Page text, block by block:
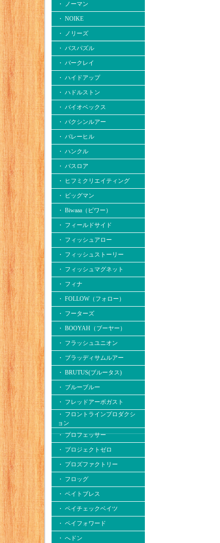
・ ノーマン
・ NOIKE
・ ノリーズ
・ バスパズル
・ バークレイ
・ ハイドアップ
・ ハドルストン
・ バイオベックス
・ バクシンルアー
・ バレーヒル
・ ハンクル
・ バスロア
・ ヒフミクリエイティング
・ ビッグマン
・ Biwaaa（ビワー）
・ フィールドサイド
・ フィッシュアロー
・ フィッシュストーリー
・ フィッシュマグネット
・ フィナ
・ FOLLOW（フォロー）
・ フーターズ
・ BOOYAH（ブーヤー）
・ フラッシュユニオン
・ ブラッディサムルアー
・ BRUTUS(ブルータス)
・ ブルーブルー
・ フレッドアーボガスト
・ フロントラインプロダクシ
ョン
・ プロフェッサー
・ プロジェクトゼロ
・ プロズファクトリー
・ フロッグ
・ ベイトブレス
・ ペイチェックベイツ
・ ペイフォワード
・ へドン